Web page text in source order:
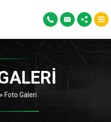
» Foto Galeri